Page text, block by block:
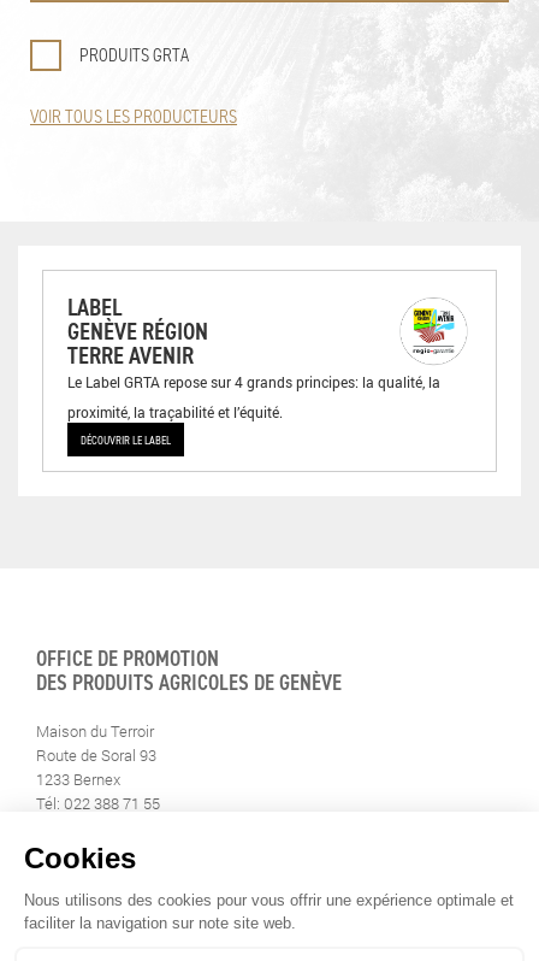
PRODUITS GRTA
VOIR TOUS LES PRODUCTEURS
LABEL
GENÈVE RÉGION
TERRE AVENIR
Le Label GRTA repose sur 4 grands principes: la qualité, la
proximité, la traçabilité et l’équité.
DÉCOUVRIR LE LABEL
OFFICE DE PROMOTION
DES PRODUITS AGRICOLES DE GENÈVE
Maison du Terroir
Route de Soral 93
1233 Bernex
Tél: 022 388 71 55
info@geneveterroir.ge.ch
RESTEZ AU CONTACT DE
TOUTE L’ACTUALITÉ DU TERROIR